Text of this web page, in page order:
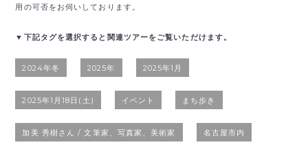
用の可否をお伺いしております。
▼下記タグを選択すると関連ツアーをご覧いただけます。
2024年冬 2025年 2025年1月
2025年1月18日(土) イベント まち歩き
加美 秀樹さん / 文筆家、写真家、美術家 名古屋市内